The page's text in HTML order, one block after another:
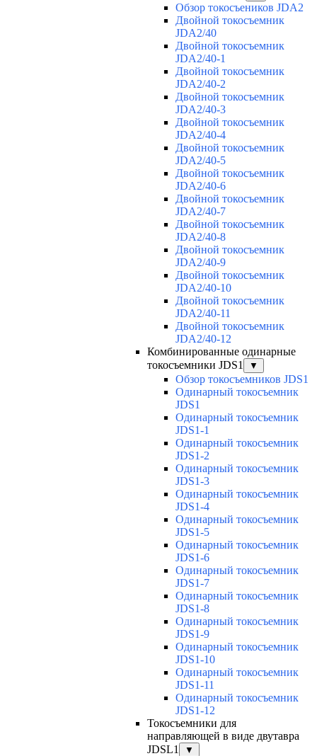
Обзор токосъеников JDA2
Двойной токосъемник
JDA2/40
Двойной токосъемник
JDA2/40-1
Двойной токосъемник
JDA2/40-2
Двойной токосъемник
JDA2/40-3
Двойной токосъемник
JDA2/40-4
Двойной токосъемник
JDA2/40-5
Двойной токосъемник
JDA2/40-6
Двойной токосъемник
JDA2/40-7
Двойной токосъемник
JDA2/40-8
Двойной токосъемник
JDA2/40-9
Двойной токосъемник
JDA2/40-10
Двойной токосъемник
JDA2/40-11
Двойной токосъемник
JDA2/40-12
Комбинированные одинарные
токосъемники JDS1
▼
Обзор токосъемников JDS1
Одинарный токосъемник
JDS1
Одинарный токосъемник
JDS1-1
Одинарный токосъемник
JDS1-2
Одинарный токосъемник
JDS1-3
Одинарный токосъемник
JDS1-4
Одинарный токосъемник
JDS1-5
Одинарный токосъемник
JDS1-6
Одинарный токосъемник
JDS1-7
Одинарный токосъемник
JDS1-8
Одинарный токосъемник
JDS1-9
Одинарный токосъемник
JDS1-10
Одинарный токосъемник
JDS1-11
Одинарный токосъемник
JDS1-12
Токосъемники для
направляющей в виде двутавра
JDSL1
▼